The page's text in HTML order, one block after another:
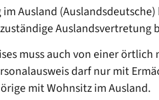
Ausland
Auslandsvertretung
muss auch von einer
darf nur mit
mit Wohnsitz im Ausland.